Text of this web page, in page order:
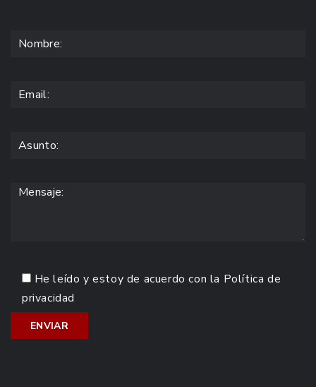
He leído y estoy de acuerdo con la Política de
privacidad